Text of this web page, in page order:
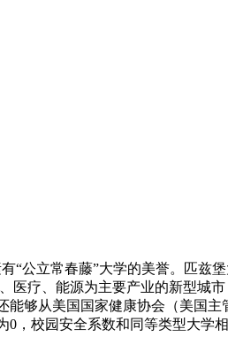
“公立常春藤”大学的美誉。匹兹
疗、能源为主要产业的新型城
够从美国国家健康协会（美国
，校园安全系数和同等类型大学相